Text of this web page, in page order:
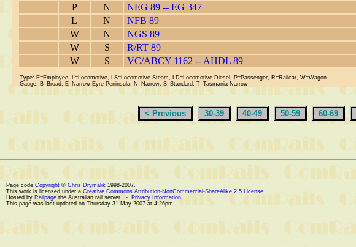
P
N
NEG 89 -- EG 347
L
N
NFB 89
W
N
NGS 89
W
S
R/RT 89
W
S VC/ABCY 1162 -- AHDL 89
Type: E=Employee, L=Locomotive, LS=Locomotive Steam, LD=Locomotive Diesel, P=Passenger, R=Railcar, W=Wagon
Gauge: B=Broad, E=Narrow Eyre Peninsula, N=Narrow, S=Standard, T=Tasmania Narrow
< Previous 30-39 40-49 50-59 60-69
Page code Copyright © Chris Drymalik 1998-2007.
This work is licensed under a Creative Commons Attribution-NonCommercial-ShareAlike 2.5 License.
Hosted by Railpage the Australian rail server. - Privacy Information
This page was last updated on Thursday 31 May 2007 at 4:26pm.